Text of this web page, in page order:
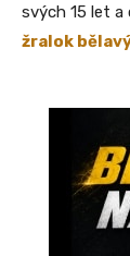
svých 15 let
žralok